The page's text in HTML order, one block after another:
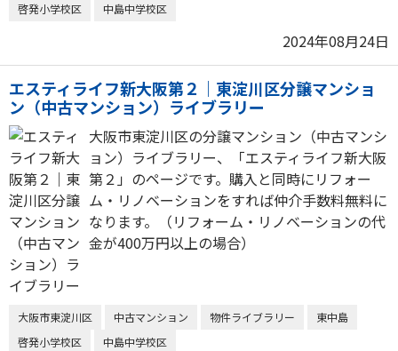
啓発小学校区
中島中学校区
2024年08月24日
エスティライフ新大阪第２｜東淀川区分譲マンショ
ン（中古マンション）ライブラリー
大阪市東淀川区の分譲マンション（中古マンシ
ョン）ライブラリー、「エスティライフ新大阪
第２」のページです。購入と同時にリフォー
ム・リノベーションをすれば仲介手数料無料に
なります。（リフォーム・リノベーションの代
金が400万円以上の場合）
大阪市東淀川区 中古マンション 物件ライブラリー
東中島
啓発小学校区
中島中学校区